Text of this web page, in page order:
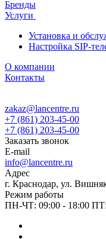
Бренды
Услуги
Установка и
Настройка SIP-
О компании
Контакты
zakaz@lancentre.ru
+7 (861) 203-45-00
+7 (861) 203-45-00
Заказать звонок
E-mail
info@lancentre.ru
Адрес
г. Краснодар, ул.
Режим работы
ПН-ЧТ: 09:00 - 18:00